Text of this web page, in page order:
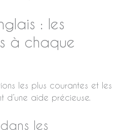
: les
à chaque
les plus courantes et les
d’une aide précieuse.
les